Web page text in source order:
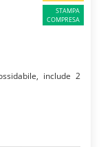
STAMPA
COMPRESA
include 2